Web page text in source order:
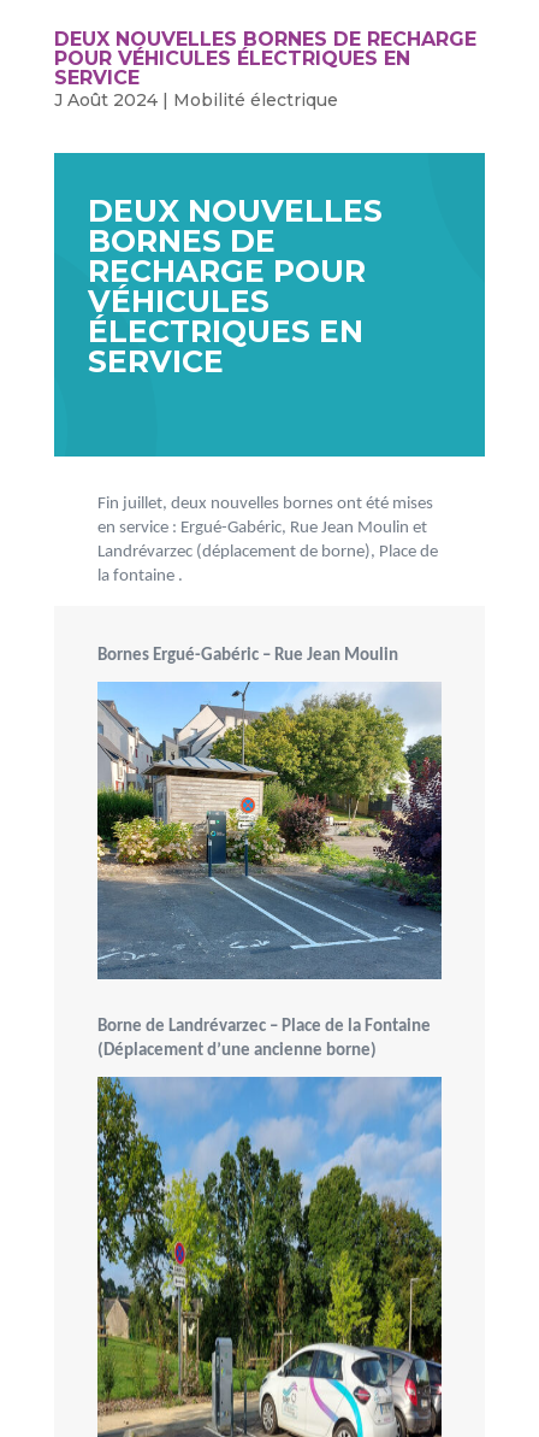
DEUX NOUVELLES BORNES DE RECHARGE
POUR VÉHICULES ÉLECTRIQUES EN
SERVICE
J Août 2024| Mobilité électrique
DEUX NOUVELLES
BORNES DE
RECHARGE POUR
VÉHICULES
ÉLECTRIQUES EN
SERVICE
Fin juillet, deux nouvelles bornes ont été mises
en service : Ergué-Gabéric, Rue Jean Moulin et
Landrévarzec (déplacement de borne), Place de
la fontaine .
Bornes Ergué-Gabéric – Rue Jean Moulin
Borne de Landrévarzec – Place de la Fontaine
(Déplacement d’une ancienne borne)